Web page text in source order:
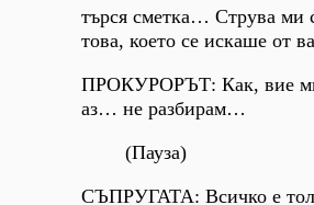
търся сметка… Струва ми
това, което се искаше от
ПРОКУРОРЪТ: Как, вие
аз… не разбирам…
(Пауза)
СЪПРУГАТА: Всичко е